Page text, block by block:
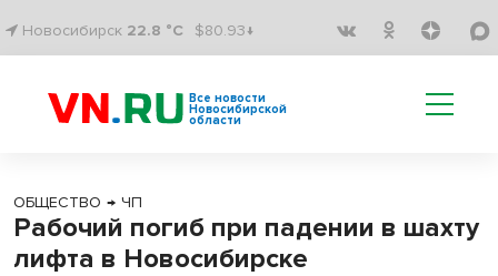
Новосибирск 22.8 °C $80.93↓
Все новости
Новосибирской
области
ОБЩЕСТВО → ЧП
Рабочий погиб при падении в шахту
лифта в Новосибирске